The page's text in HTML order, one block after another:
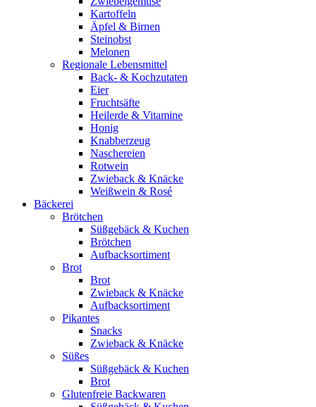
Kartoffeln
Äpfel & Birnen
Steinobst
Melonen
Regionale Lebensmittel
Back- & Kochzutaten
Eier
Fruchtsäfte
Heilerde & Vitamine
Honig
Knabberzeug
Naschereien
Rotwein
Zwieback & Knäcke
Weißwein & Rosé
Bäckerei
Brötchen
Süßgebäck & Kuchen
Brötchen
Aufbacksortiment
Brot
Brot
Zwieback & Knäcke
Aufbacksortiment
Pikantes
Snacks
Zwieback & Knäcke
Süßes
Süßgebäck & Kuchen
Brot
Glutenfreie Backwaren